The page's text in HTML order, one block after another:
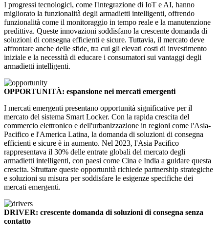
I progressi tecnologici, come l'integrazione di IoT e AI, hanno
migliorato la funzionalità degli armadietti intelligenti, offrendo
funzionalità come il monitoraggio in tempo reale e la manutenzione
predittiva. Queste innovazioni soddisfano la crescente domanda di
soluzioni di consegna efficienti e sicure. Tuttavia, il mercato deve
affrontare anche delle sfide, tra cui gli elevati costi di investimento
iniziale e la necessità di educare i consumatori sui vantaggi degli
armadietti intelligenti.
OPPORTUNITÀ: espansione nei mercati emergenti
I mercati emergenti presentano opportunità significative per il
mercato del sistema Smart Locker. Con la rapida crescita del
commercio elettronico e dell'urbanizzazione in regioni come l'Asia-
Pacifico e l'America Latina, la domanda di soluzioni di consegna
efficienti e sicure è in aumento. Nel 2023, l'Asia Pacifico
rappresentava il 30% delle entrate globali del mercato degli
armadietti intelligenti, con paesi come Cina e India a guidare questa
crescita. Sfruttare queste opportunità richiede partnership strategiche
e soluzioni su misura per soddisfare le esigenze specifiche dei
mercati emergenti.
DRIVER: crescente domanda di soluzioni di consegna senza
contatto